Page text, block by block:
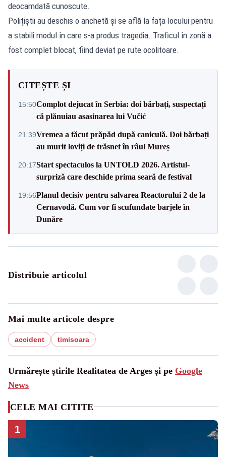
deocamdată cunoscute.
Polițiștii au deschis o anchetă și se află la fața locului pentru
a stabili modul în care s-a produs tragedia. Traficul în zonă a
fost complet blocat, fiind deviat pe rute ocolitoare.
CITEȘTE ȘI
15:50Complot dejucat în Serbia: doi bărbați, suspectați
că plănuiau asasinarea lui Vučić
21:39Vremea a făcut prăpăd după caniculă. Doi bărbați
au murit loviți de trăsnet în râul Mureș
20:17Start spectaculos la UNTOLD 2026. Artistul-
surpriză care deschide prima seară de festival
19:56Planul decisiv pentru salvarea Reactorului 2 de la
Cernavodă. Cum vor fi scufundate barjele în
Dunăre
Distribuie articolul
Mai multe articole despre
accident timisoara
Urmărește știrile Realitatea de Arges și pe Google
News
CELE MAI CITITE
1